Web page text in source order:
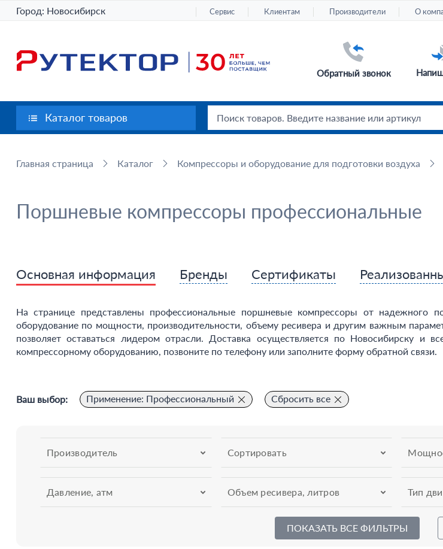
Город: Новосибирск Сервис Клиентам Производители О
Обратный звонок
Каталог товаров
Главная страница Каталог Компрессоры и оборудование для подготовки воздуха
Поршневые компрессоры профессиональные
Основная информация Бренды Сертификаты
На странице представлены профессиональные поршневые компрессоры от
оборудование по мощности, производительности, объему ресивера и другим важным
позволяет оставаться лидером отрасли. Доставка осуществляется по Новосибирску
компрессорному оборудованию, позвоните по телефону или заполните форму обратной связи.
Ваш выбор: Применение: Профессиональный Сбросить все
Сортировать
Производитель
Давление, атм Объем ресивера, литров Тип
ПОКАЗАТЬ ВСЕ ФИЛЬТРЫ